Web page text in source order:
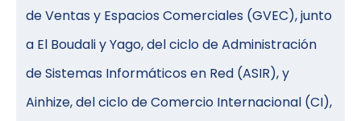
de Ventas y Espacios Comerciales (GVEC), junto
a El Boudali y Yago, del ciclo de Administración
de Sistemas Informáticos en Red (ASIR), y
Ainhize, del ciclo de Comercio Internacional (CI),